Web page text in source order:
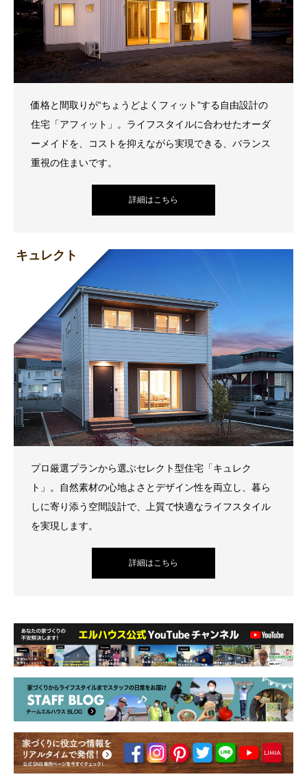
価格と間取りが“ちょうどよくフィット”する自由設計の
住宅「アフィット」。ライフスタイルに合わせたオーダ
ーメイドを、コストを抑えながら実現できる、バランス
重視の住まいです。
詳細はこちら
キュレクト
プロ厳選プランから選ぶセレクト型住宅「キュレク
ト」。自然素材の心地よさとデザイン性を両立し、暮ら
しに寄り添う空間設計で、上質で快適なライフスタイル
を実現します。
詳細はこちら